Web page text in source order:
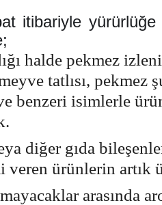
itibariyle
halde pekmez
tatlısı, pekmez
benzeri isimlerle
diğer gıda
ürünlerin artık
arasında